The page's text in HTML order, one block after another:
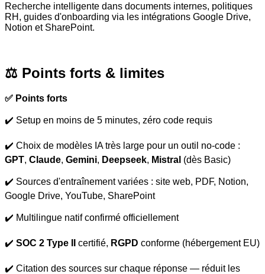
Recherche intelligente dans documents internes, politiques
RH, guides d'onboarding via les intégrations Google Drive,
Notion et SharePoint.
⚖️ Points forts & limites
✅ Points forts
✔️ Setup en moins de 5 minutes, zéro code requis
✔️ Choix de modèles IA très large pour un outil no-code :
GPT, Claude, Gemini, Deepseek, Mistral (dès Basic)
✔️ Sources d'entraînement variées : site web, PDF, Notion,
Google Drive, YouTube, SharePoint
✔️ Multilingue natif confirmé officiellement
✔️ SOC 2 Type II certifié, RGPD conforme (hébergement EU)
✔️ Citation des sources sur chaque réponse — réduit les